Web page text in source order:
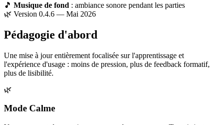
🎵 Musique de fond : ambiance sonore pendant les parties
🌿 Version 0.4.6 — Mai 2026
Pédagogie d'abord
Une mise à jour entièrement focalisée sur l'apprentissage et
l'expérience d'usage : moins de pression, plus de feedback formatif,
plus de lisibilité.
🌿
Mode Calme